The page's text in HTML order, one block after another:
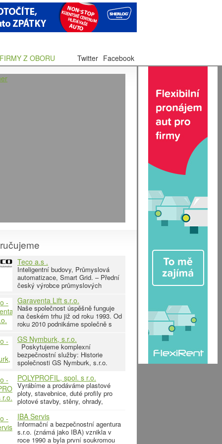
FIRMY Z OBORU Twitter Facebook
Teco a.s .
Inteligentní budovy, Průmyslová
automatizace, Smart Grid. – Přední
český výrobce průmyslových
FOXTROT systém – můžete ovládat
ve vašem domě vše, co lze ovládat
elektrickou energií, a současně toto
ovládání automatizovat tak, že
Garaventa Lift s.r.o.
Naše společnost úspěšně funguje
na českém trhu již od roku 1993. Od
roku 2010 podnikáme společně s
Garaventa Lift. Hlavními třemi
okruhy činnosti společnosti je
výroba, montáž a následný servis
zdvihacích zařízení pro osoby s
GS Nymburk, s.r.o.
Poskytujeme komplexní
bezpečnostní služby: Historie
společnosti GS Nymburk, s.r.o.
asociace technických
bezpečnostních služeb Grémium
Alarm. Slaboproudé rozvody a
zařízení (návrhy, realizace, servis,
zabezpečovací a požární
signalizace (EZS, EPS) -
kamerové
POLYPROFIL, spol. s r.o.
Vyrábíme a prodáváme plastové
ploty, stavebnice, duté profily pro
plotové stavby, stěny, ohrady,
vyráběny technologií vytlačování z
houževnatého PVC, dlouhá
životnost, odolnost povětrnosti.
Montáž jednoduchá, rychlá. Firma
IBA Servis
Informační a bezpečnostní agentura
s.r.o. (známá jako IBA) vznikla v
roce 1990 a byla první soukromou